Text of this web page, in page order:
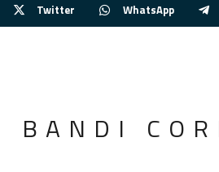
Twitter WhatsApp
BANDI